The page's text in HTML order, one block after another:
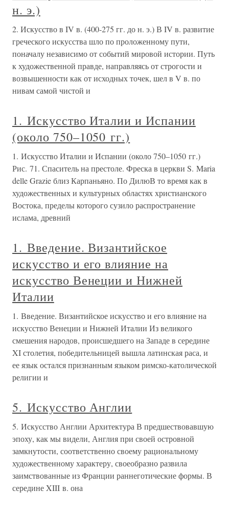
н. э.)
2. Искусство в IV в. (400-275 гг. до н. э.) В IV в. развитие
греческого искусства шло по проложенному пути,
поначалу независимо от событий мировой истории. Путь
к художественной правде, направляясь от строгости и
возвышенности как от исходных точек, шел в V в. по
нивам самой чистой и
1. Искусство Италии и Испании
(около 750–1050 гг.)
1. Искусство Италии и Испании (около 750–1050 гг.)
Рис. 71. Спаситель на престоле. Фреска в церкви S. Maria
delle Grazie близ Карпаньяно. По ДилюВ то время как в
художественных и культурных областях христианского
Востока, пределы которого сузило распространение
ислама, древний
1. Введение. Византийское
искусство и его влияние на
искусство Венеции и Нижней
Италии
1. Введение. Византийское искусство и его влияние на
искусство Венеции и Нижней Италии Из великого
смешения народов, происшедшего на Западе в середине
XI столетия, победительницей вышла латинская раса, и
ее язык остался признанным языком римско-католической
религии и
5. Искусство Англии
5. Искусство Англии Архитектура В предшествовавшую
эпоху, как мы видели, Англия при своей островной
замкнутости, соответственно своему рациональному
художественному характеру, своеобразно развила
заимствованные из Франции раннеготические формы. В
середине XIII в. она